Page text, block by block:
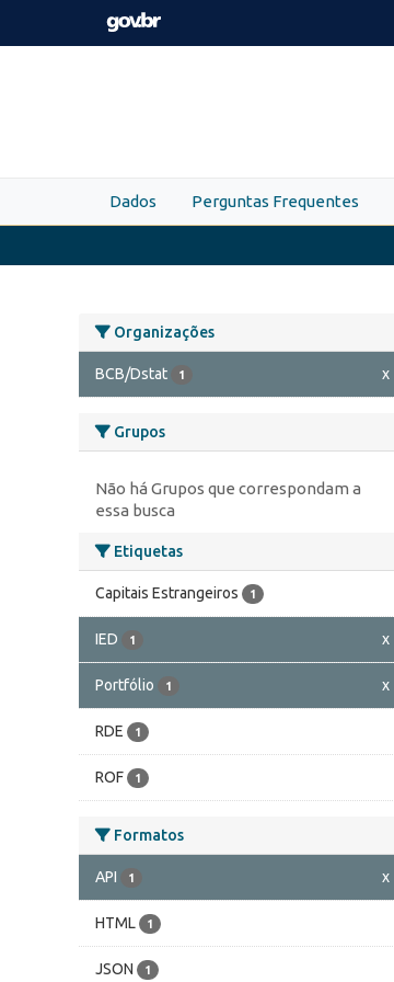
Skip to main content
Dados Perguntas Frequentes
Organizações
BCB/Dstat 1 x
Grupos
Não há Grupos que correspondam a
essa busca
Etiquetas
Capitais Estrangeiros 1
IED 1 x
Portfólio 1 x
RDE 1
ROF 1
Formatos
API 1 x
HTML 1
JSON 1